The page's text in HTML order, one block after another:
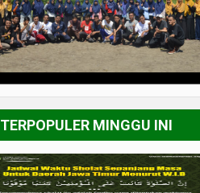
3/6
TERPOPULER MINGGU INI